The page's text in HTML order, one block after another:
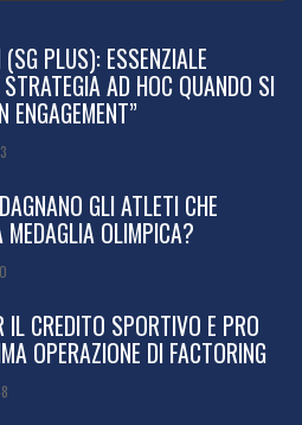
PLUS): ESSENZIALE
STRATEGIA AD HOC QUANDO SI
ENGAGEMENT”
GLI ATLETI CHE
MEDAGLIA OLIMPICA?
CREDITO SPORTIVO E PRO
OPERAZIONE DI FACTORING